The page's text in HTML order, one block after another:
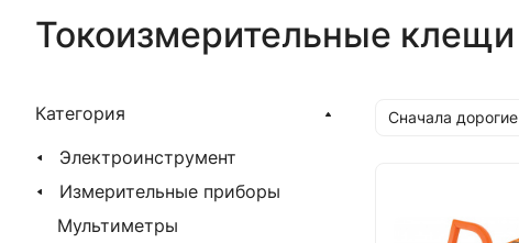
Токоизмерительные клещи
Сначала дорогие
Категория
Электроинструмент
Измерительные приборы
Мультиметры